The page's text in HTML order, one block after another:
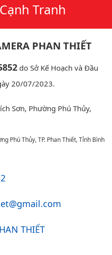
Tranh
PHAN THIẾT
do Sở Kế Hoạch và Đầu
20/07/2023.
Sơn, Phường Phú Thủy,
Phú Thủy, TP. Phan Thiết, Tỉnh Bình
THIẾT